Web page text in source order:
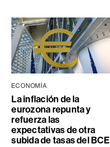
ECONOMÍA
La inflación de la
eurozona repunta y
refuerza las
expectativas de otra
subida de tasas del BCE